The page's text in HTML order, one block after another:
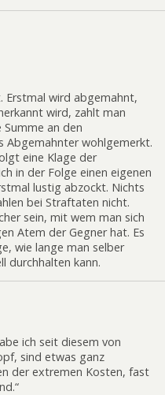
Erstmal wird abgemahnt,
wird, zahlt man
an den
Abgemahnter wohlgemerkt.
eine Klage der
in der Folge einen eigenen
lustig abzockt. Nichts
bei Straftaten nicht.
sein, mit wem man sich
Atem der Gegner hat. Es
wie lange man selber
durchhalten kann.
ich seit diesem von
sind etwas ganz
der extremen Kosten, fast